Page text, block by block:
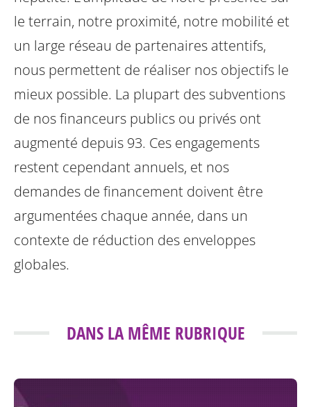
le terrain, notre proximité, notre mobilité et
un large réseau de partenaires attentifs,
nous permettent de réaliser nos objectifs le
mieux possible. La plupart des subventions
de nos financeurs publics ou privés ont
augmenté depuis 93. Ces engagements
restent cependant annuels, et nos
demandes de financement doivent être
argumentées chaque année, dans un
contexte de réduction des enveloppes
globales.
DANS LA MÊME RUBRIQUE